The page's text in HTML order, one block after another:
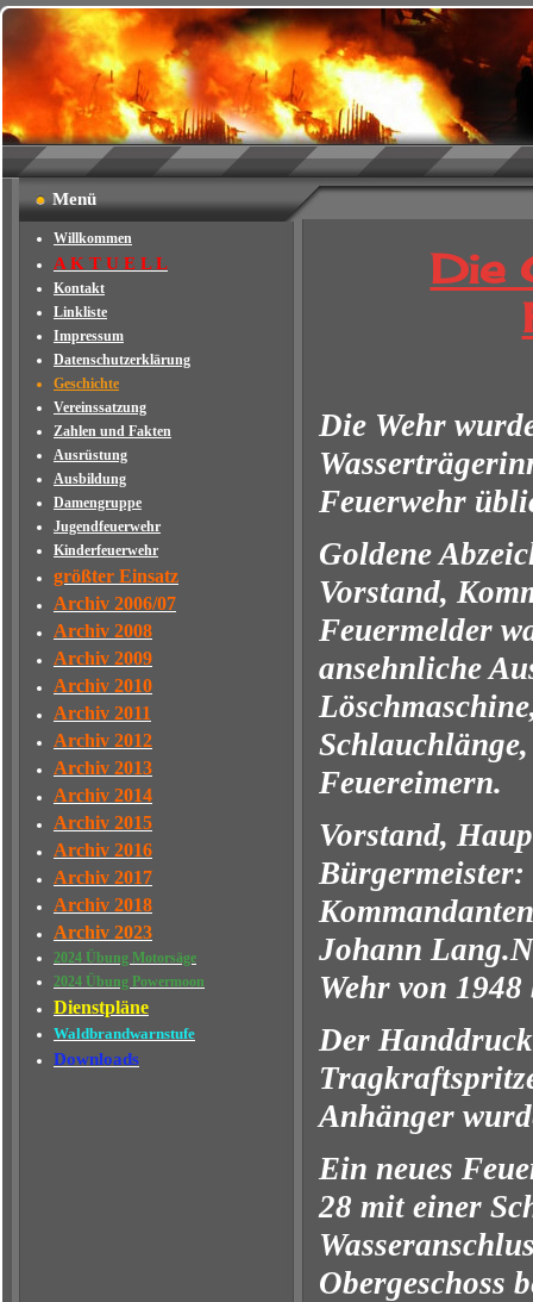
Menü
Willkommen
A K T U E L L
Kontakt
Linkliste
Impressum
Datenschutzerklärung
Geschichte
Vereinssatzung
Zahlen und Fakten
Ausrüstung
Ausbildung
Damengruppe
Jugendfeuerwehr
Kinderfeuerwehr
größter Einsatz
Archiv 2006/07
Archiv 2008
Archiv 2009
Archiv 2010
Archiv 2011
Archiv 2012
Archiv 2013
Archiv 2014
Archiv 2015
Archiv 2016
Archiv 2017
Archiv 2018
Archiv 2023
2024 Übung Motorsäge
2024 Übung Powermoon
Dienstpläne
Waldbrandwarnstufe
Downloads
Die
Die Wehr
Feuerwehr
Goldene
Vorstand,
Feuermelder
ansehnliche
Feuereimern.
Vorstand,
Bürgermeister:
Johann
Wehr von
Der
Anhänger
Ein neues
28 mit einer
Obergeschoss